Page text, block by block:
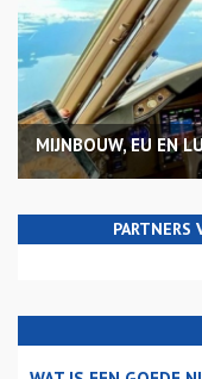
MIJNBOUW, EU EN
PARTNERS